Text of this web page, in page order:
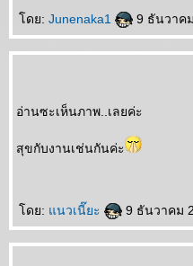
ดย: Junenaka1 9 ธันวาค
อ่านซะเห็นภาพ..เลยค่ะ
สุขกับงานเช่นกันค่ะ
ดย: นวเนี๊ยะ 9 ธันวาคม